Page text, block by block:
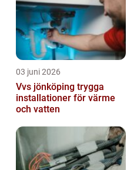
03 juni 2026
Vvs jönköping trygga
installationer för värme
och vatten